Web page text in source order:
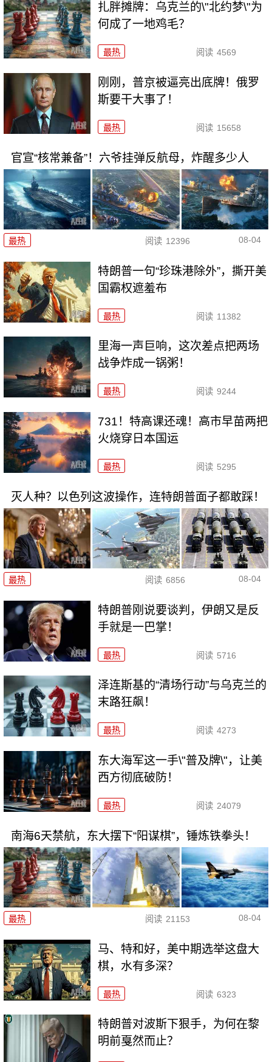
扎胖摊牌：乌克兰的\"北约梦\"为
何成了一地鸡毛？
最热 阅读 4569
刚刚，普京被逼亮出底牌！俄罗
斯要干大事了！
最热 阅读 15658
官宣“核常兼备”！六爷挂弹反航母，炸醒多少人
最热 阅读 12396 08-04
特朗普一句“珍珠港除外”，撕开美
国霸权遮羞布
最热 阅读 11382
里海一声巨响，这次差点把两场
战争炸成一锅粥！
最热 阅读 9244
731！特高课还魂！高市早苗两把
火烧穿日本国运
最热 阅读 5295
灭人种？以色列这波操作，连特朗普面子都敢踩！
最热 阅读 6856 08-04
特朗普刚说要谈判，伊朗又是反
手就是一巴掌！
最热 阅读 5716
泽连斯基的“清场行动”与乌克兰的
末路狂飙！
最热 阅读 4273
东大海军这一手\"普及牌\"，让美
西方彻底破防！
最热 阅读 24079
南海6天禁航，东大摆下“阳谋棋”，锤炼铁拳头！
最热 阅读 21153 08-04
马、特和好，美中期选举这盘大
棋，水有多深？
最热 阅读 6323
特朗普对波斯下狠手，为何在黎
明前戛然而止？